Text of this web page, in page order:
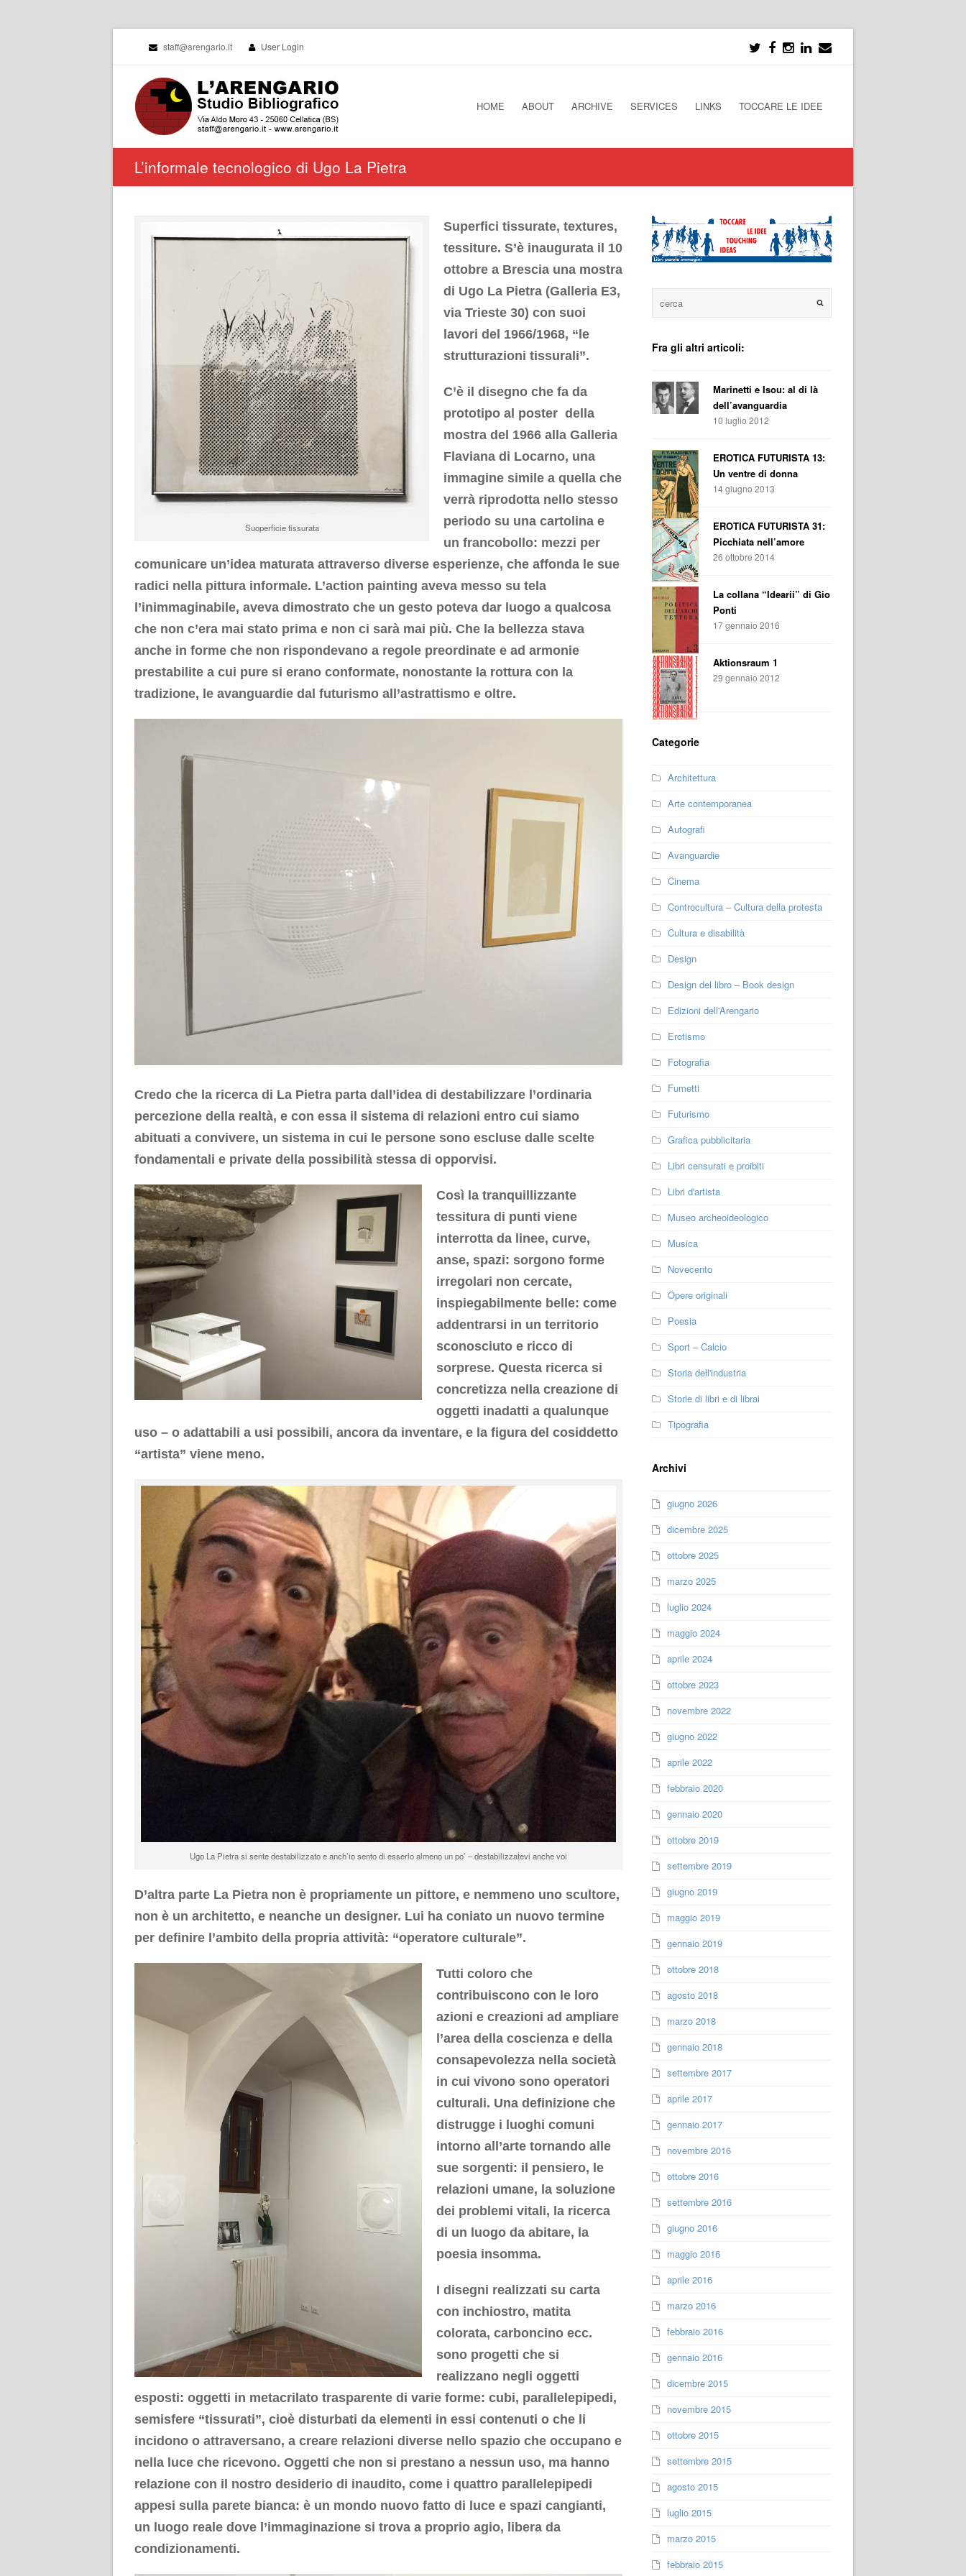
staff@arengario.it User Login
HOME ABOUT ARCHIVE SERVICES LINKS TOCCARE LE IDEE
L’informale tecnologico di Ugo La Pietra
Suoperficie tissurata
Superfici tissurate, textures,
tessiture. S’è inaugurata il 10
ottobre a Brescia una mostra
di Ugo La Pietra (Galleria E3,
via Trieste 30) con suoi
lavori del 1966/1968, “le
strutturazioni tissurali”.
C’è il disegno che fa da
prototipo al poster della
mostra del 1966 alla Galleria
Flaviana di Locarno, una
immagine simile a quella che
verrà riprodotta nello stesso
periodo su una cartolina e
un francobollo: mezzi per
comunicare un’idea maturata attraverso diverse esperienze, che affonda le sue
radici nella pittura informale. L’action painting aveva messo su tela
l’inimmaginabile, aveva dimostrato che un gesto poteva dar luogo a qualcosa
che non c’era mai stato prima e non ci sarà mai più. Che la bellezza stava
anche in forme che non rispondevano a regole preordinate e ad armonie
prestabilite a cui pure si erano conformate, nonostante la rottura con la
tradizione, le avanguardie dal futurismo all’astrattismo e oltre.
Credo che la ricerca di La Pietra parta dall’idea di destabilizzare l’ordinaria
percezione della realtà, e con essa il sistema di relazioni entro cui siamo
abituati a convivere, un sistema in cui le persone sono escluse dalle scelte
fondamentali e private della possibilità stessa di opporvisi.
Così la tranquillizzante
tessitura di punti viene
interrotta da linee, curve,
anse, spazi: sorgono forme
irregolari non cercate,
inspiegabilmente belle: come
addentrarsi in un territorio
sconosciuto e ricco di
sorprese. Questa ricerca si
concretizza nella creazione di
oggetti inadatti a qualunque
uso – o adattabili a usi possibili, ancora da inventare, e la figura del cosiddetto
“artista” viene meno.
Ugo La Pietra si sente destabilizzato e anch’io sento di esserlo almeno un po’ – destabilizzatevi anche voi
D’altra parte La Pietra non è propriamente un pittore, e nemmeno uno scultore,
non è un architetto, e neanche un designer. Lui ha coniato un nuovo termine
per definire l’ambito della propria attività: “operatore culturale”.
Tutti coloro che
contribuiscono con le loro
azioni e creazioni ad ampliare
l’area della coscienza e della
consapevolezza nella società
in cui vivono sono operatori
culturali. Una definizione che
distrugge i luoghi comuni
intorno all’arte tornando alle
sue sorgenti: il pensiero, le
relazioni umane, la soluzione
dei problemi vitali, la ricerca
di un luogo da abitare, la
poesia insomma.
I disegni realizzati su carta
con inchiostro, matita
colorata, carboncino ecc.
sono progetti che si
realizzano negli oggetti
esposti: oggetti in metacrilato trasparente di varie forme: cubi, parallelepipedi,
semisfere “tissurati”, cioè disturbati da elementi in essi contenuti o che li
incidono o attraversano, a creare relazioni diverse nello spazio che occupano e
nella luce che ricevono. Oggetti che non si prestano a nessun uso, ma hanno
relazione con il nostro desiderio di inaudito, come i quattro parallelepipedi
appesi sulla parete bianca: è un mondo nuovo fatto di luce e spazi cangianti,
un luogo reale dove l’immaginazione si trova a proprio agio, libera da
condizionamenti.
Fra gli altri articoli:
Marinetti e Isou: al di là
dell’avanguardia
10 luglio 2012
EROTICA FUTURISTA 13:
Un ventre di donna
14 giugno 2013
EROTICA FUTURISTA 31:
Picchiata nell’amore
26 ottobre 2014
La collana “Idearii” di Gio
Ponti
17 gennaio 2016
Aktionsraum 1
29 gennaio 2012
Categorie
Architettura
Arte contemporanea
Autografi
Avanguardie
Cinema
Controcultura – Cultura della protesta
Cultura e disabilità
Design
Design del libro – Book design
Edizioni dell'Arengario
Erotismo
Fotografia
Fumetti
Futurismo
Grafica pubblicitaria
Libri censurati e proibiti
Libri d'artista
Museo archeoideologico
Musica
Novecento
Opere originali
Poesia
Sport – Calcio
Storia dell'industria
Storie di libri e di librai
Tipografia
Archivi
giugno 2026
dicembre 2025
ottobre 2025
marzo 2025
luglio 2024
maggio 2024
aprile 2024
ottobre 2023
novembre 2022
giugno 2022
aprile 2022
febbraio 2020
gennaio 2020
ottobre 2019
settembre 2019
giugno 2019
maggio 2019
gennaio 2019
ottobre 2018
agosto 2018
marzo 2018
gennaio 2018
settembre 2017
aprile 2017
gennaio 2017
novembre 2016
ottobre 2016
settembre 2016
giugno 2016
maggio 2016
aprile 2016
marzo 2016
febbraio 2016
gennaio 2016
dicembre 2015
novembre 2015
ottobre 2015
settembre 2015
agosto 2015
luglio 2015
marzo 2015
febbraio 2015